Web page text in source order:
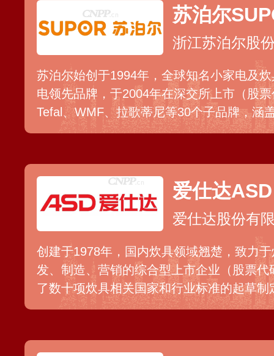
苏泊尔
浙江苏泊尔股
苏泊尔始创于1994年，全球知名小家电及
电领先品牌，于2004年在深交所上市（股
Tefal、WMF、拉歌蒂尼等30个子品牌，涵
厨卫电器、家居生活电器四大事业领域，
终端，并销往日本、欧美、东南亚等全球多
爱仕达ASD
爱仕达股份有
创建于1978年，国内炊具领域翘楚，致力
发、制造、营销的综合型上市企业（股票
了数十项炊具相关国家和行业标准的起草
设有专业化生产基地，营销网络已辐射至